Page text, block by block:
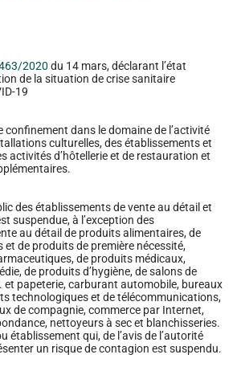
2020 du 14 mars, déclarant l’état
de la situation de crise sanitaire
19
confinement dans le domaine de l’activité
culturelles, des établissements et
activités d’hôtellerie et de restauration et
des établissements de vente au détail et
suspendue, à l’exception des
au détail de produits alimentaires, de
et de produits de première nécessité,
de produits médicaux,
de produits d’hygiène, de salons de
et papeterie, carburant automobile, bureaux
technologiques et de télécommunications,
de compagnie, commerce par Internet,
nettoyeurs à sec et blanchisseries.
établissement qui, de l’avis de l’autorité
un risque de contagion est suspendu.